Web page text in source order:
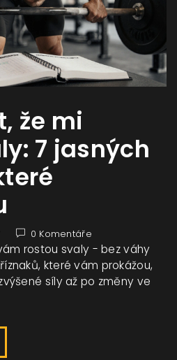
že mi
7 jasných
0 Komentáře
rostou svaly - bez váhy
které vám prokážou,
síly až po změny ve